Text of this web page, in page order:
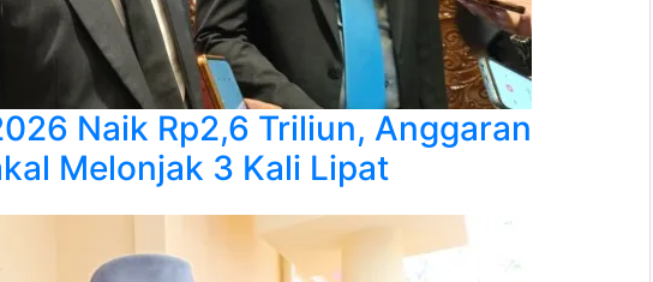
Naik Rp2,6 Triliun, Anggaran
Melonjak 3 Kali Lipat